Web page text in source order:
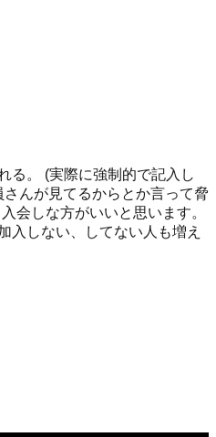
る。 (実際に強制的で記入し
んが見てるからとか言って脅
会しな方がいいと思います。
入しない、してない人も増え